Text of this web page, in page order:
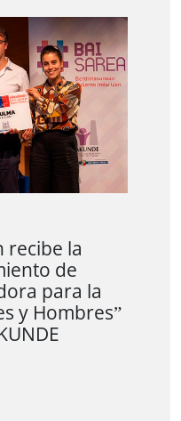
recibe la
de
para la
y Hombres”